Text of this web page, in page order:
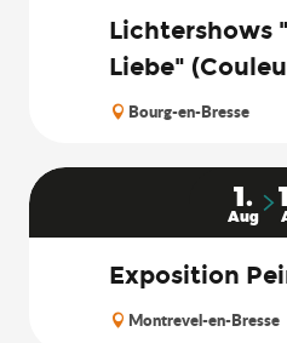
Lichtershows
Liebe"
Bourg-en-Bresse
1.
Aug
Exposition
Montrevel-en-Bresse